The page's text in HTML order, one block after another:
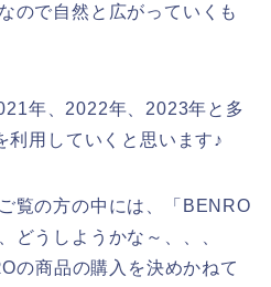
ので自然と広がっていくも
年、2022年、2023年と多
利用していくと思います♪
覧の方の中には、「BENRO
どうしようかな～、、、
の商品の購入を決めかねて